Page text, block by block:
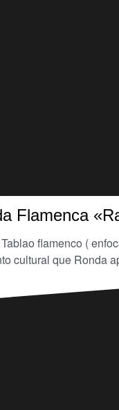
Flamenca
Tablao flamenco (
cultural que Ronda